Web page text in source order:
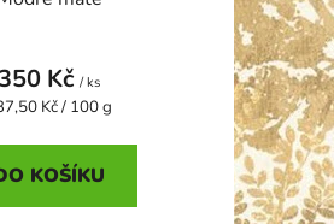
350 Kč/ ks
Kč / 100 g
KOŠÍKU